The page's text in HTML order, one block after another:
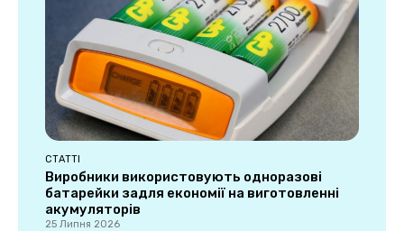
СТАТТІ
Виробники використовують одноразові
батарейки задля економії на виготовленні
акумуляторів
25 Липня 2026